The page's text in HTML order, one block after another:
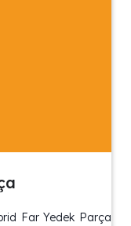
Far Yedek Parça